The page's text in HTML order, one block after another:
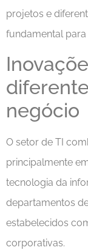
projetos e
fundamental para
negócio
O setor de TI
principalmente
tecnologia da
departamentos
estabelecidos
corporativas.